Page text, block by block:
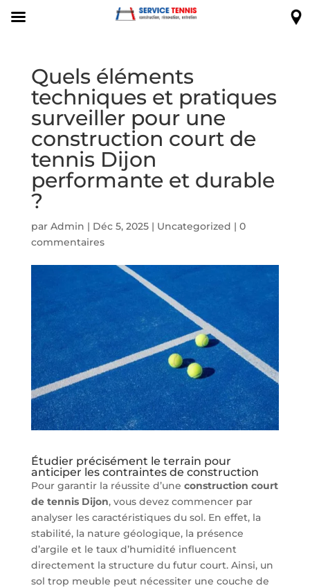
Quels éléments
techniques et pratiques
surveiller pour une
construction court de
tennis Dijon
performante et durable
?
par Admin | Déc 5, 2025| Uncategorized | 0
commentaires
Étudier précisément le terrain pour
anticiper les contraintes de construction
Pour garantir la réussite d’une construction court
de tennis Dijon, vous devez commencer par
analyser les caractéristiques du sol. En effet, la
stabilité, la nature géologique, la présence
d’argile et le taux d’humidité influencent
directement la structure du futur court. Ainsi, un
sol trop meuble peut nécessiter une couche de